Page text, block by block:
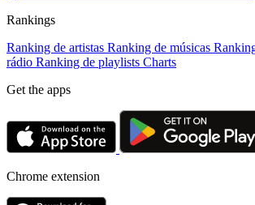
Rankings
Ranking de artistas Ranking de músicas
rádio Ranking de playlists Charts
Get the apps
Chrome extension